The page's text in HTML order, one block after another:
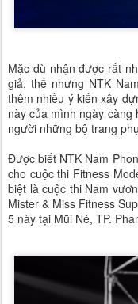
Mặc dù nhận được rất
giả, thế nhưng NTK
thêm nhiều ý kiến xây
này của mình ngày
người những bộ trang
Được biết NTK Nam
cho cuộc thi Fitness
biệt là cuộc thi Nam
Mister & Miss Fitness
5 này tại Mũi Né, TP.